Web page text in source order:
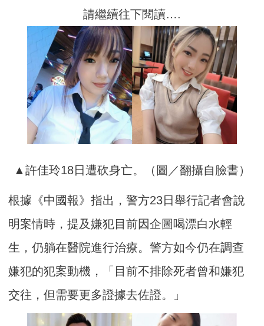
請繼續往下閱讀….
▲許佳玲18日遭砍身亡。（圖／翻攝自臉書）
根據《中國報》指出，警方23日舉行記者會說
明案情時，提及嫌犯目前因企圖喝漂白水輕
生，仍躺在醫院進行治療。警方如今仍在調查
嫌犯的犯案動機，「目前不排除死者曾和嫌犯
交往，但需要更多證據去佐證。」